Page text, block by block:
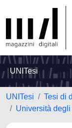
UNITesi
UNITesi
Tesi di
Università degli